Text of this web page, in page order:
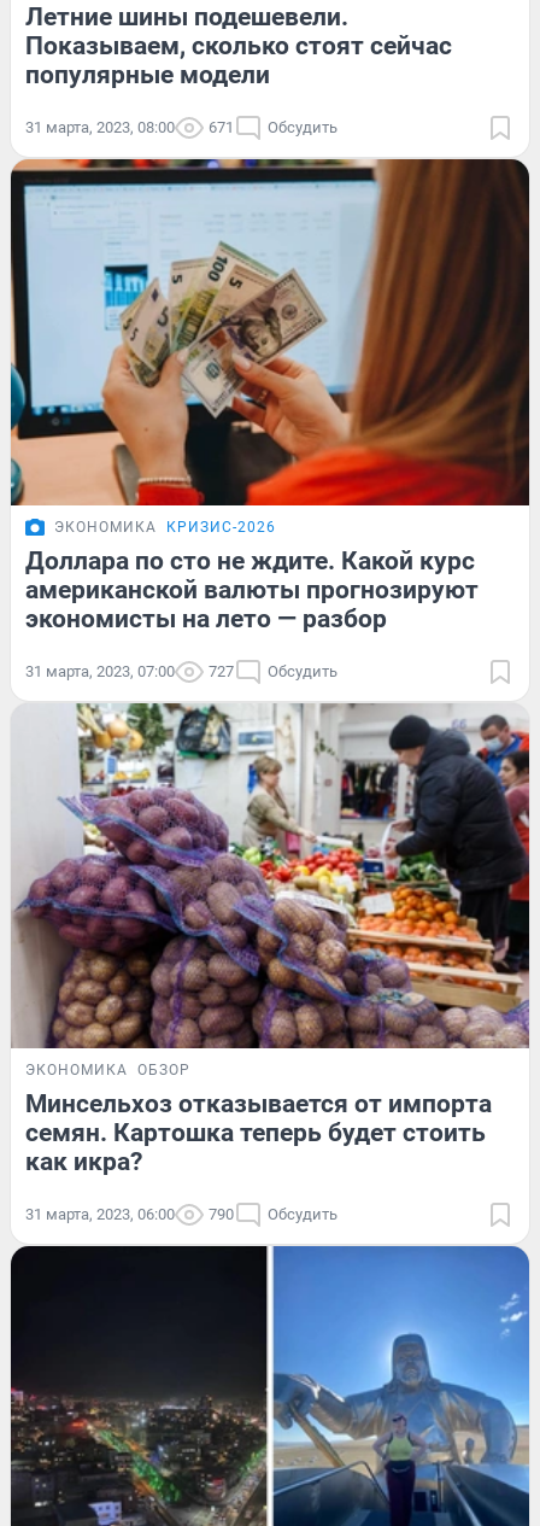
Летние шины подешевели.
Показываем, сколько стоят сейчас
популярные модели
31 марта, 2023, 08:00 671 Обсудить
ЭКОНОМИКА КРИЗИС-2026
Доллара по сто не ждите. Какой курс
американской валюты прогнозируют
экономисты на лето — разбор
31 марта, 2023, 07:00 727 Обсудить
ЭКОНОМИКА ОБЗОР
Минсельхоз отказывается от импорта
семян. Картошка теперь будет стоить
как икра?
31 марта, 2023, 06:00 790 Обсудить